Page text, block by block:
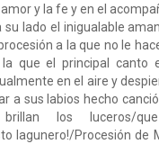
y la fe y en el
lado el inigualable
a la que no le
que el principal canto
en el aire y
a sus labios hecho
brillan los luceros/
lagunero!/Procesión de